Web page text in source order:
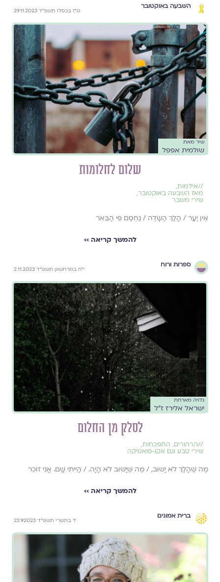
השבעה באוקטובר
ט״ז בכסלו תשפ״ד 29.11.2023
שיר מאת
שולמית אפפל
שלום לחלומות
//אילמות,
מאז השבעה באוקטובר,
שירי משבר
אֵין יַעַר / הָלַךְ הַשָּׂדֶה / נֶחְסַם פִּי הַבְּאֵר
להמשך קריאה ››
ספרות ורוח
י״ח במרחשוון תשפ״ד 2.11.2023
גלויה מארחת
ישראל אלירז ז"ל
לסלק מן החלום
//הרהורים, התפכחות,
שירי טבע וגם אקו-פואטיקה
מַה שֶׁהָלַךְ לֹא יָשׁוּב, / מַה שֶׁיָּשׁוּב לֹא הָיָה. / הָיִיתִי שָׁם. אֲנִי זוֹכֵר
להמשך קריאה ››
ברית אמונים
ז׳ בתשרי תשפ״ד 22.9.2023